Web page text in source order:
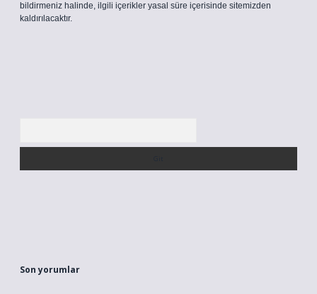
bildirmeniz halinde, ilgili içerikler yasal süre içerisinde sitemizden
kaldırılacaktır.
Son yorumlar